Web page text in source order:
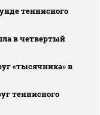
теннисного
в четвертый
«тысячника» в
теннисного